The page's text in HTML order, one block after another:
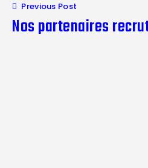
Previous Post
Nos partenaires